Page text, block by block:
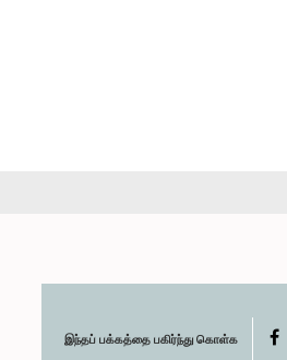
இந்தப் பக்கத்தை பகிர்ந்து கொள்க